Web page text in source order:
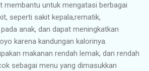
membantu untuk mengatasi berbagai
seperti sakit kepala,rematik,
anak, dan dapat meningkatkan
karena kandungan kalorinya.
makanan rendah lemak, dan rendah
sebagai menu yang dimasukkan